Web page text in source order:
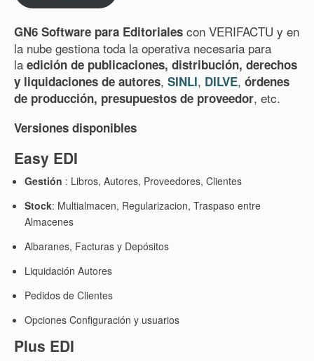
GN6 Software para Editoriales con VERIFACTU y en
la nube gestiona toda la operativa necesaria para
la edición de publicaciones, distribución, derechos
y liquidaciones de autores, SINLI, DILVE, órdenes
de producción, presupuestos de proveedor, etc.
Versiones disponibles
Easy EDI
Gestión : Libros, Autores, Proveedores, Clientes
Stock: Multialmacen, Regularizacion, Traspaso entre
Almacenes
Albaranes, Facturas y Depósitos
Liquidación Autores
Pedidos de Clientes
Opciones Configuración y usuarios
Plus EDI